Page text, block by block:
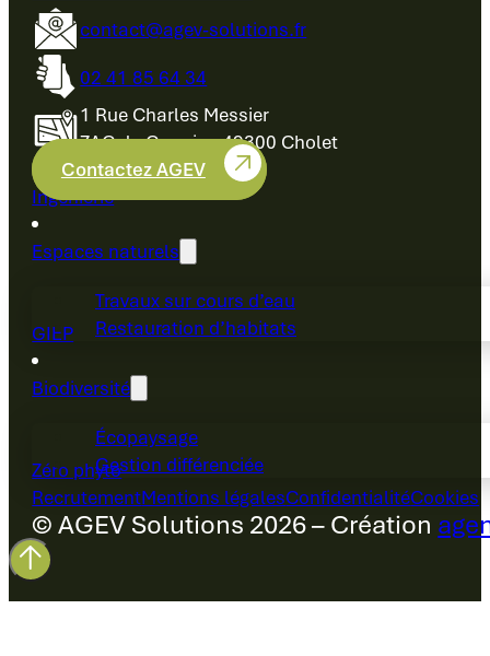
contact@agev-solutions.fr
02 41 85 64 34
1 Rue Charles Messier
ZAC du Cormier, 49300 Cholet
Contactez AGEV
Ingénierie
Espaces naturels
Travaux sur cours d’eau
Restauration d’habitats
GIEP
Biodiversité
Écopaysage
Gestion différenciée
Zéro phyto
RecrutementMentions légalesConfidentialitéCookies
© AGEV Solutions 2026 – Création